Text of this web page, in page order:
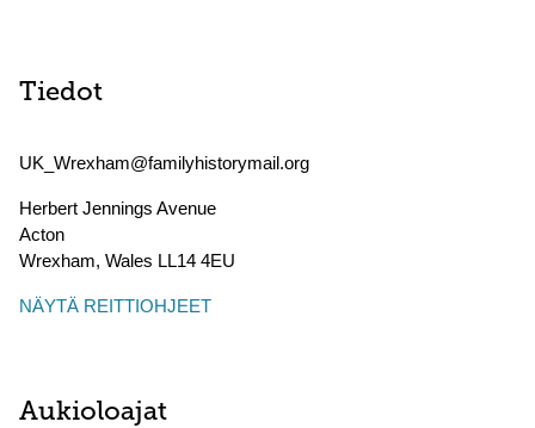
Tiedot
UK_Wrexham@familyhistorymail.org
Herbert Jennings Avenue
Acton
Wrexham, Wales LL14 4EU
NÄYTÄ REITTIOHJEET
Aukioloajat